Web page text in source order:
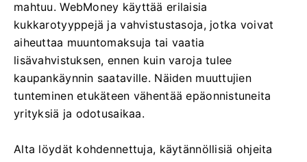
mahtuu. WebMoney käyttää erilaisia ​​
kukkarotyyppejä ja vahvistustasoja, jotka voivat
aiheuttaa muuntomaksuja tai vaatia
lisävahvistuksen, ennen kuin varoja tulee
kaupankäynnin saataville. Näiden muuttujien
tunteminen etukäteen vähentää epäonnistuneita
yrityksiä ja odotusaikaa.
Alta löydät kohdennettuja, käytännöllisiä ohjeita